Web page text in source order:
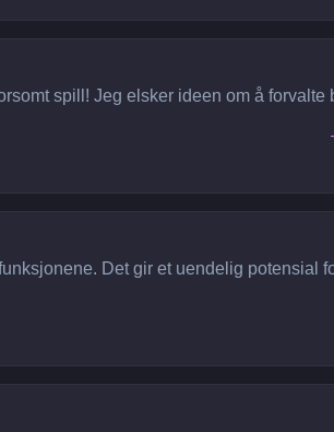
spill! Jeg elsker ideen om å forvalte
Det gir et uendelig potensial